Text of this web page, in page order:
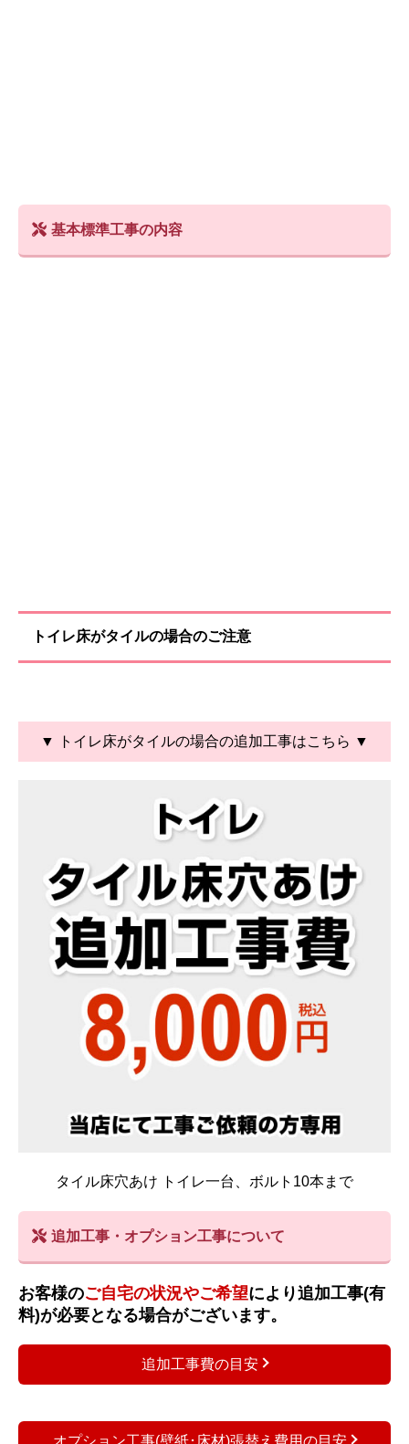
基本標準工事の内容
トイレ床がタイルの場合のご注意
▼ トイレ床がタイルの場合の追加工事はこちら ▼
タイル床穴あけ トイレ一台、ボルト10本まで
追加工事・オプション工事について
お客様のご自宅の状況やご希望により追加工事(有
料)が必要となる場合がございます。
追加工事費の目安
オプション工事(壁紙･床材)張替え費用の目安